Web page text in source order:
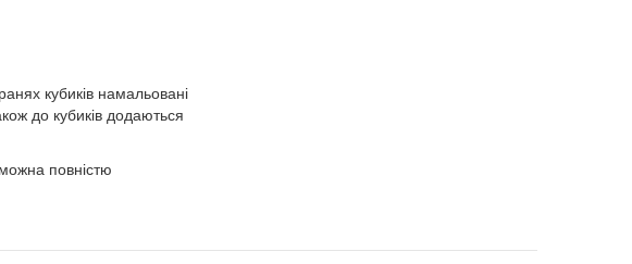
кубиків намальовані
до кубиків додаються
повністю